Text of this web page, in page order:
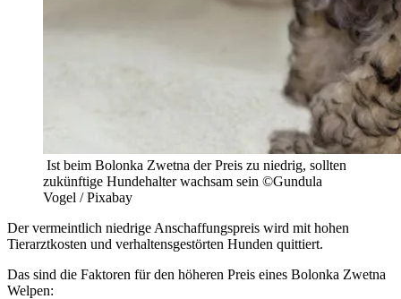
Ist beim Bolonka Zwetna der Preis zu niedrig, sollten
zukünftige Hundehalter wachsam sein ©Gundula
Vogel / Pixabay
Der vermeintlich niedrige Anschaffungspreis wird mit hohen
Tierarztkosten und verhaltensgestörten Hunden quittiert.
Das sind die Faktoren für den höheren Preis eines Bolonka Zwetna
Welpen: